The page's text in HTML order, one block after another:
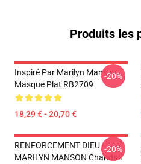
Produits les
Inspiré Par Marilyn Manson
Masque Plat RB2709
18,29 € - 20,70 €
-20%
RENFORCEMENT DIEU -
MARILYN MANSON Chandail
-20%